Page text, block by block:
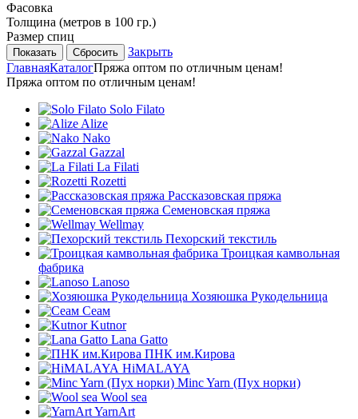
Фасовка
Толщина (метров в 100 гр.)
Размер спиц
Сбросить
Закрыть
ГлавнаяКаталогПряжа оптом по отличным ценам!
Пряжа оптом по отличным ценам!
Solo Filato
Alize
Nako
Gazzal
La Filati
Rozetti
Рассказовская пряжа
Семеновская пряжа
Wellmay
Пехорский текстиль
Троицкая камвольная
фабрика
Lanoso
Хозяюшка Рукодельница
Сеам
Kutnor
Lana Gatto
ПНК им.Кирова
HiMALAYA
Minc Yarn (Пух норки)
Wool sea
YarnArt